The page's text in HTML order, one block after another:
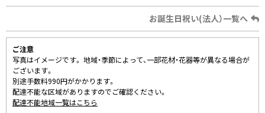
お誕生日祝い(法人）一覧へ
ご注意
写真はイメージです。 地域・季節によって、一部花材・花器等が異なる場合が
ございます。
別途手数料990円がかかります。
配達不能な区域がありますのでご確認ください。
配達不能地域一覧はこちら